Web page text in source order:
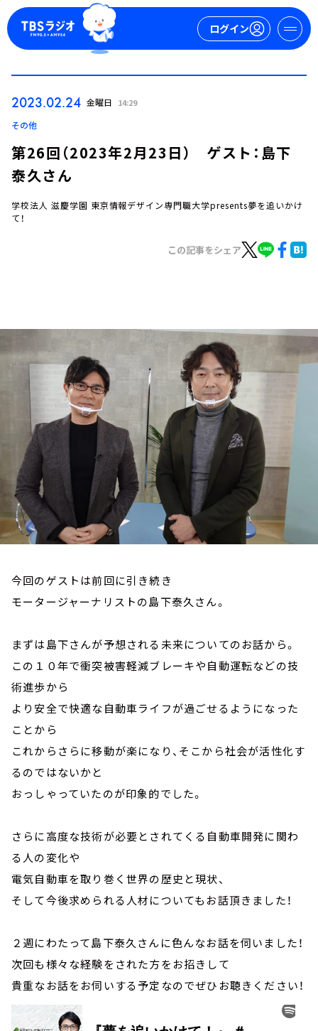
ログイン
お知らせ
イベント・グッズ
YouTube
会社情報
2023.02.24 金曜日 14:29
その他
第26回（2023年2月23日） ゲスト：島下
泰久さん
学校法人 滋慶学園 東京情報デザイン専門職大学presents夢を追いかけ
て！
この記事をシェア
今回のゲストは前回に引き続き
モータージャーナリストの島下泰久さん。
まずは島下さんが予想される未来についてのお話から。
この１０年で衝突被害軽減ブレーキや自動運転などの技
術進歩から
より安全で快適な自動車ライフが過ごせるようになった
ことから
これからさらに移動が楽になり、そこから社会が活性化す
るのではないかと
おっしゃっていたのが印象的でした。
さらに高度な技術が必要とされてくる自動車開発に関わ
る人の変化や
電気自動車を取り巻く世界の歴史と現状、
そして今後求められる人材についてもお話頂きました！
２週にわたって島下泰久さんに色んなお話を伺いました！
次回も様々な経験をされた方をお招きして
貴重なお話をお伺いする予定なのでぜひお聴きください！